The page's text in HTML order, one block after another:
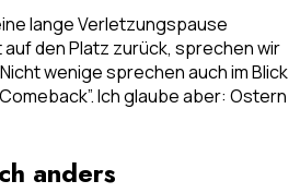
lange Verletzungspause
den Platz zurück, sprechen wir
wenige sprechen auch im Blick
Ich glaube aber: Ostern
anders